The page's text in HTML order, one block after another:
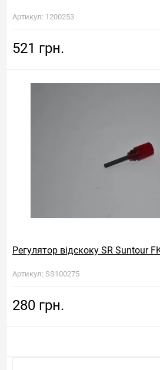
Артикул: 1200253
521 грн.
Регулятор відскоку SR Suntour
Артикул: SS100275
280 грн.